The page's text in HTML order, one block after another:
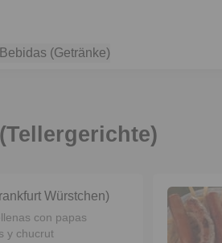
Bebidas (Getränke)
Würstchen)
con papas
y chucrut